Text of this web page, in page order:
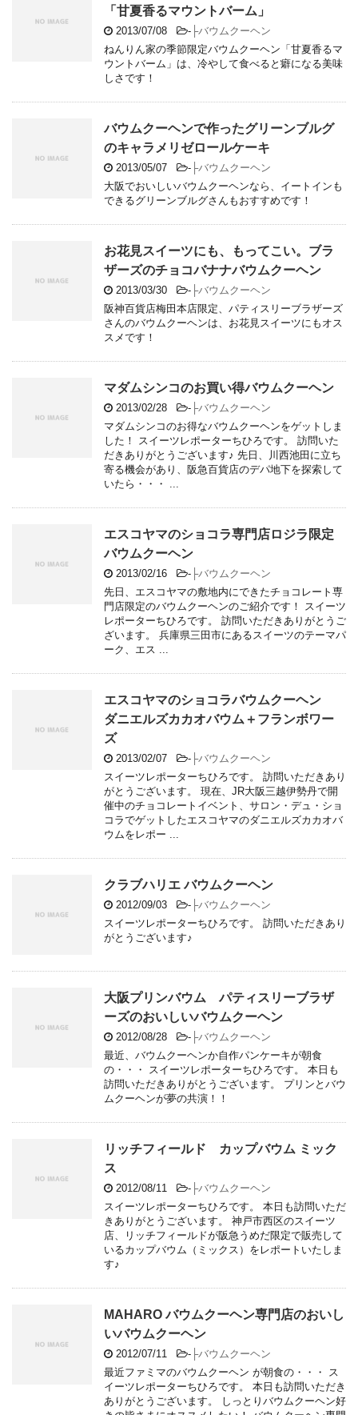
「甘夏香るマウントバーム」
2013/07/08 - ├バウムクーヘン
ねんりん家の季節限定バウムクーヘン「甘夏香るマ
ウントバーム」は、冷やして食べると癖になる美味
しさです！
バウムクーヘンで作ったグリーンブルグ
のキャラメリゼロールケーキ
2013/05/07 - ├バウムクーヘン
大阪でおいしいバウムクーヘンなら、イートインも
できるグリーンブルグさんもおすすめです！
お花見スイーツにも、もってこい。ブラ
ザーズのチョコバナナバウムクーヘン
2013/03/30 - ├バウムクーヘン
阪神百貨店梅田本店限定、パティスリーブラザーズ
さんのバウムクーヘンは、お花見スイーツにもオス
スメです！
マダムシンコのお買い得バウムクーヘン
2013/02/28 - ├バウムクーヘン
マダムシンコのお得なバウムクーヘンをゲットしま
した！ スイーツレポーターちひろです。 訪問いた
だきありがとうございます♪ 先日、川西池田に立ち
寄る機会があり、阪急百貨店のデパ地下を探索して
いたら・・・ ...
エスコヤマのショコラ専門店ロジラ限定
バウムクーヘン
2013/02/16 - ├バウムクーヘン
先日、エスコヤマの敷地内にできたチョコレート専
門店限定のバウムクーヘンのご紹介です！ スイーツ
レポーターちひろです。 訪問いただきありがとうご
ざいます。 兵庫県三田市にあるスイーツのテーマパ
ーク、エス ...
エスコヤマのショコラバウムクーヘン
ダニエルズカカオバウム＋フランボワー
ズ
2013/02/07 - ├バウムクーヘン
スイーツレポーターちひろです。 訪問いただきあり
がとうございます。 現在、JR大阪三越伊勢丹で開
催中のチョコレートイベント、サロン・デュ・ショ
コラでゲットしたエスコヤマのダニエルズカカオバ
ウムをレポー ...
クラブハリエ バウムクーヘン
2012/09/03 - ├バウムクーヘン
スイーツレポーターちひろです。 訪問いただきあり
がとうございます♪
大阪プリンバウム パティスリーブラザ
ーズのおいしいバウムクーヘン
2012/08/28 - ├バウムクーヘン
最近、バウムクーヘンか自作パンケーキが朝食
の・・・ スイーツレポーターちひろです。 本日も
訪問いただきありがとうございます。 プリンとバウ
ムクーヘンが夢の共演！！
リッチフィールド カップバウム ミック
ス
2012/08/11 - ├バウムクーヘン
スイーツレポーターちひろです。 本日も訪問いただ
きありがとうございます。 神戸市西区のスイーツ
店、リッチフィールドが阪急うめだ限定で販売して
いるカップバウム（ミックス）をレポートいたしま
す♪
MAHARO バウムクーヘン専門店のおいし
いバウムクーヘン
2012/07/11 - ├バウムクーヘン
最近ファミマのバウムクーヘン が朝食の・・・ ス
イーツレポーターちひろです。 本日も訪問いただき
ありがとうございます。 しっとりバウムクーヘン好